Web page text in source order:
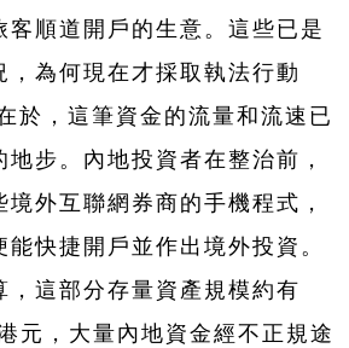
客順道開戶的生意。這些已是
，為何現在才採取執法行動
於，這筆資金的流量和流速已
步。內地投資者在整治前，
外互聯網券商的手機程式，
快捷開戶並作出境外投資。
，這部分存量資產規模約有
元，大量內地資金經不正規途